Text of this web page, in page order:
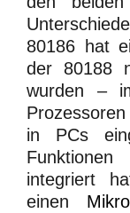
80186 hat
der 80188
wurden –
Prozessoren
in PCs
integriert
einen